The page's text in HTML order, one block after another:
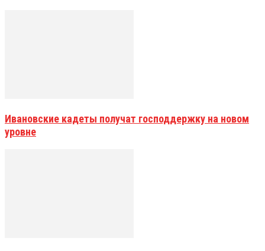
Ивановские кадеты получат господдержку на новом
уровне